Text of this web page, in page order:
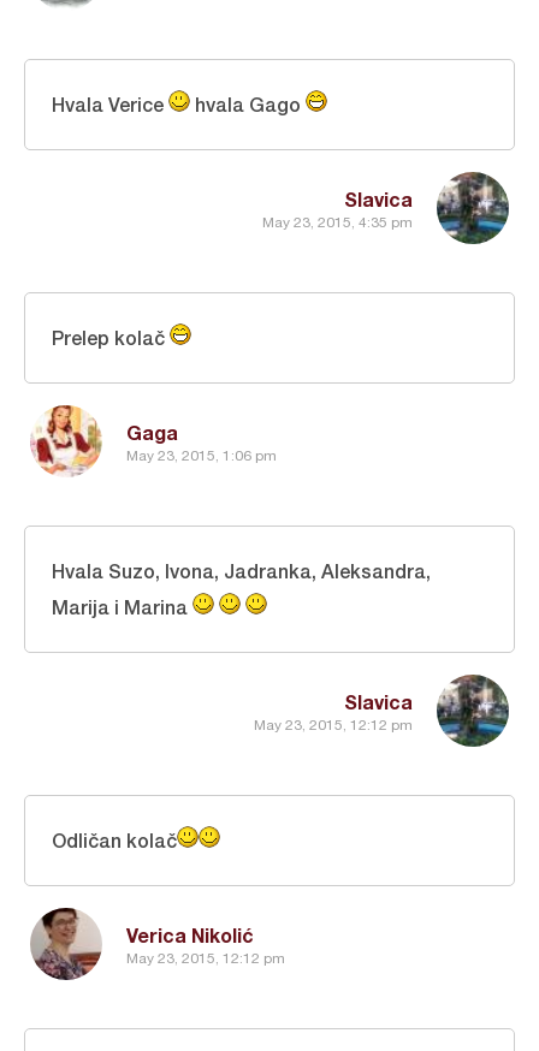
Slavica
May 23, 2015, 4:35 pm
Hvala Verice hvala Gago
Gaga
May 23, 2015, 1:06 pm
Prelep kolač
Slavica
May 23, 2015, 12:12 pm
Hvala Suzo, Ivona, Jadranka, Aleksandra,
Marija i Marina
Verica Nikolić
May 23, 2015, 12:12 pm
Odličan kolač